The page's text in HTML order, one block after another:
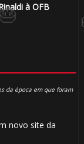
à OFB
da época em que foram
novo site da